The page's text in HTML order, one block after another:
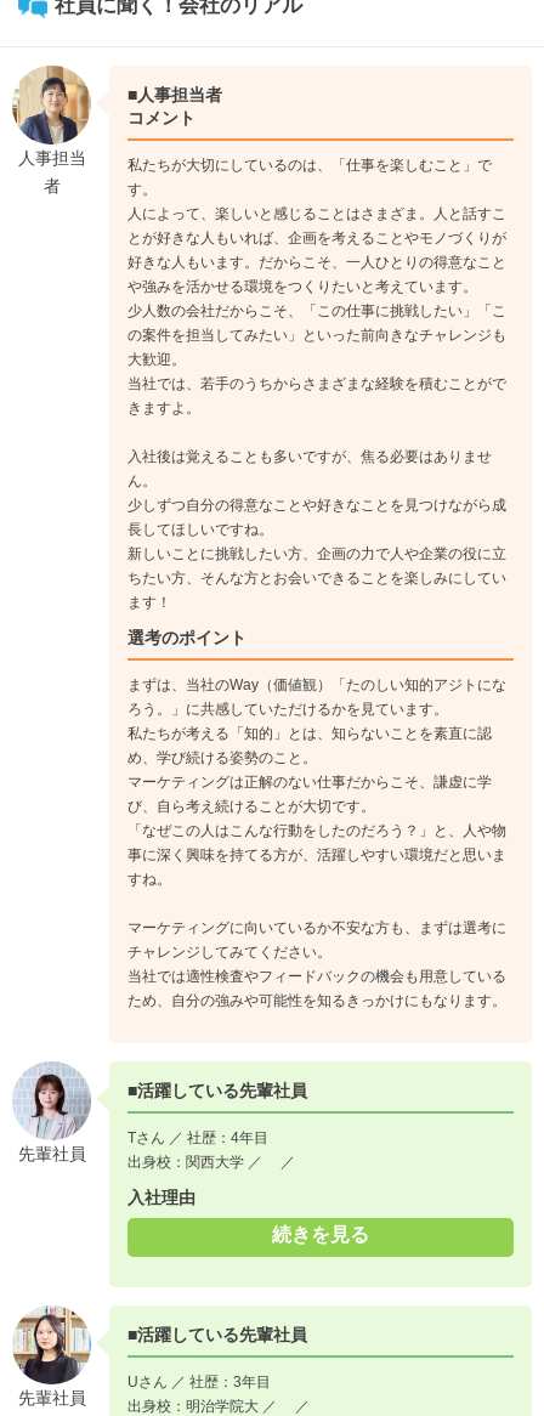
社員に聞く！会社のリアル
人事担当
者
■人事担当者
コメント
私たちが大切にしているのは、「仕事を楽しむこと」で
す。
人によって、楽しいと感じることはさまざま。人と話すこ
とが好きな人もいれば、企画を考えることやモノづくりが
好きな人もいます。だからこそ、一人ひとりの得意なこと
や強みを活かせる環境をつくりたいと考えています。
少人数の会社だからこそ、「この仕事に挑戦したい」「こ
の案件を担当してみたい」といった前向きなチャレンジも
大歓迎。
当社では、若手のうちからさまざまな経験を積むことがで
きますよ。
入社後は覚えることも多いですが、焦る必要はありませ
ん。
少しずつ自分の得意なことや好きなことを見つけながら成
長してほしいですね。
新しいことに挑戦したい方、企画の力で人や企業の役に立
ちたい方、そんな方とお会いできることを楽しみにしてい
ます！
選考のポイント
まずは、当社のWay（価値観）「たのしい知的アジトにな
ろう。」に共感していただけるかを見ています。
私たちが考える「知的」とは、知らないことを素直に認
め、学び続ける姿勢のこと。
マーケティングは正解のない仕事だからこそ、謙虚に学
び、自ら考え続けることが大切です。
「なぜこの人はこんな行動をしたのだろう？」と、人や物
事に深く興味を持てる方が、活躍しやすい環境だと思いま
すね。
マーケティングに向いているか不安な方も、まずは選考に
チャレンジしてみてください。
当社では適性検査やフィードバックの機会も用意している
ため、自分の強みや可能性を知るきっかけにもなります。
先輩社員
■活躍している先輩社員
Tさん ／ 社歴：4年目
出身校：関西大学 ／ ／
入社理由
続きを見る
先輩社員
■活躍している先輩社員
Uさん ／ 社歴：3年目
出身校：明治学院大 ／ ／